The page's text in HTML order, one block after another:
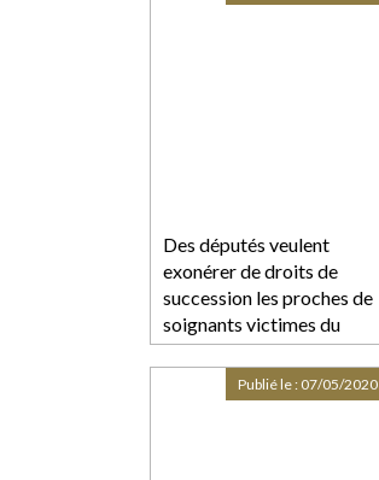
Des députés veulent
exonérer de droits de
succession les proches de
soignants victimes du
coronavirus
Publié le : 07/05/2020